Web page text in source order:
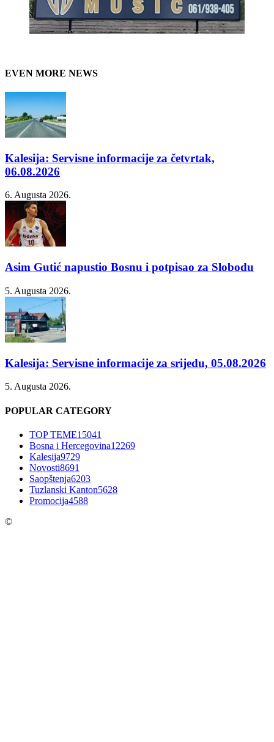
EVEN MORE NEWS
Kalesija: Servisne informacije za četvrtak,
06.08.2026
6. Augusta 2026.
Asim Gutić napustio Bosnu i potpisao za Slobodu
5. Augusta 2026.
Kalesija: Servisne informacije za srijedu, 05.08.2026
5. Augusta 2026.
POPULAR CATEGORY
TOP TEME15041
Bosna i Hercegovina12269
Kalesija9729
Novosti8691
Saopštenja6203
Tuzlanski Kanton5628
Promocija4588
©